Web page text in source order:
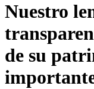
Nuestro
de su